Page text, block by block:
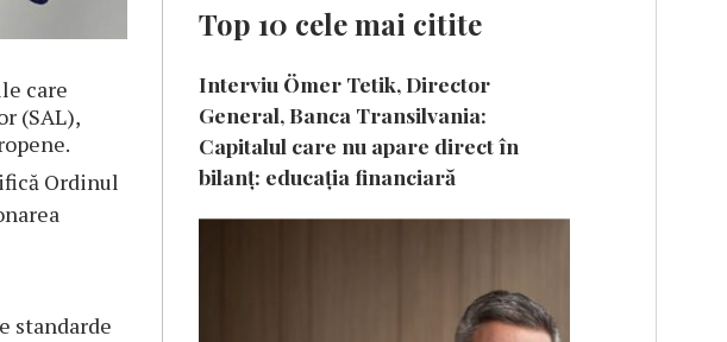
care
(SAL),
Ordinul
standarde
Top 10 cele mai citite
Interviu Ömer Tetik, Director
General, Banca Transilvania:
Capitalul care nu apare direct în
bilanț: educația financiară